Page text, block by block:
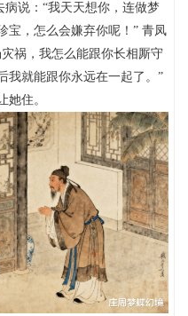
说：“我天天想你，连做梦
宝，怎么会嫌弃你呢！” 青凤
祸，我怎么能跟你长相厮守
我就能跟你永远在一起了。”
她住。